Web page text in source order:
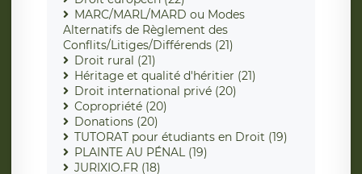
MARC/MARL/MARD ou Modes
Alternatifs de Règlement des
Conflits/Litiges/Différends (21)
Droit rural (21)
Héritage et qualité d'héritier (21)
Droit international privé (20)
Copropriété (20)
Donations (20)
TUTORAT pour étudiants en Droit (19)
PLAINTE AU PÉNAL (19)
JURIXIO.FR (18)